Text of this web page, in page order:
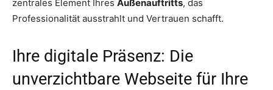
zentrales Element Ihres Außenauftritts, das
Professionalität ausstrahlt und Vertrauen schafft.
Ihre digitale Präsenz: Die
unverzichtbare Webseite für Ihre